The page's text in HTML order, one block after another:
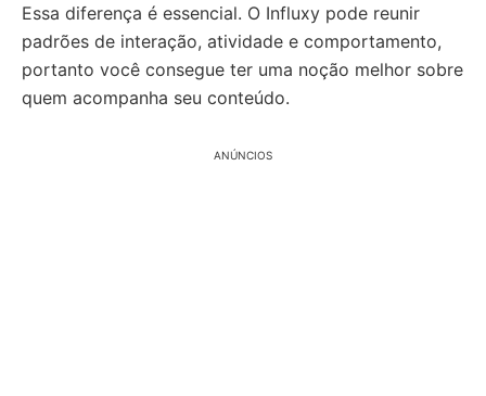
Essa diferença é essencial. O Influxy pode reunir
padrões de interação, atividade e comportamento,
portanto você consegue ter uma noção melhor sobre
quem acompanha seu conteúdo.
ANÚNCIOS